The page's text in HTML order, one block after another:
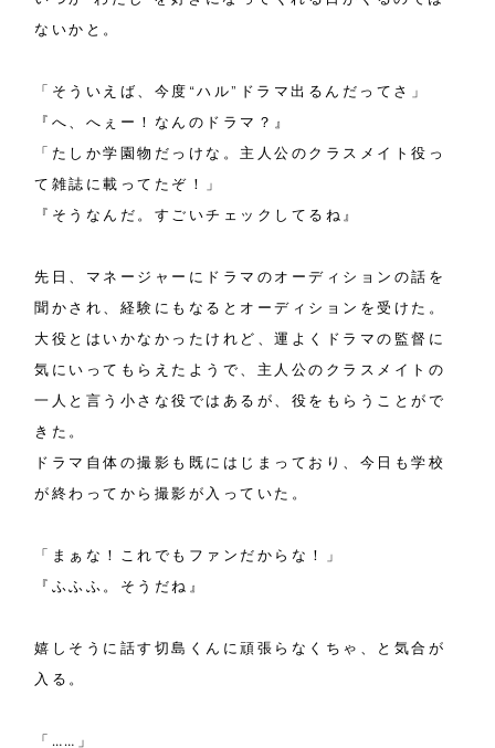
ないかと。
「そういえば、今度“ハル”ドラマ出るんだってさ」
『へ、へぇー！なんのドラマ？』
「たしか学園物だっけな。主人公のクラスメイト役っ
て雑誌に載ってたぞ！」
『そうなんだ。すごいチェックしてるね』
先日、マネージャーにドラマのオーディションの話を
聞かされ、経験にもなるとオーディションを受けた。
大役とはいかなかったけれど、運よくドラマの監督に
気にいってもらえたようで、主人公のクラスメイトの
一人と言う小さな役ではあるが、役をもらうことがで
きた。
ドラマ自体の撮影も既にはじまっており、今日も学校
が終わってから撮影が入っていた。
「まぁな！これでもファンだからな！」
『ふふふ。そうだね』
嬉しそうに話す切島くんに頑張らなくちゃ、と気合が
入る。
「……」